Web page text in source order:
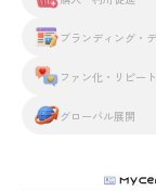
ブランディング・
ファン化・リピー
グローバル展開